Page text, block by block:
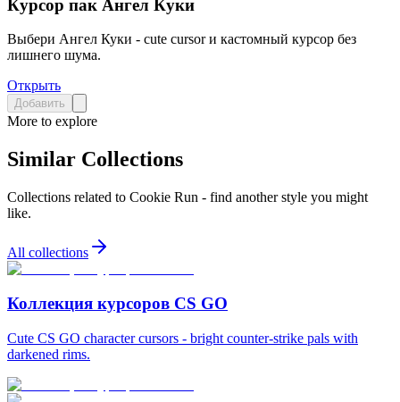
Курсор пак Ангел Куки
Выбери Ангел Куки - cute cursor и кастомный курсор без
лишнего шума.
Открыть
Добавить
More to explore
Similar Collections
Collections related to Cookie Run - find another style you might
like.
All collections
Коллекция курсоров CS GO
Cute CS GO character cursors - bright counter-strike pals with
darkened rims.